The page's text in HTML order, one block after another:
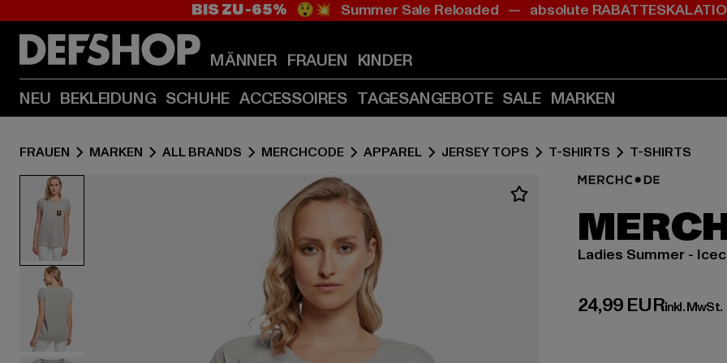
Zum
(Enter
drücken)
Zum
(Enter
drücken)
BIS ZU -65% 😲💥 Summer Sale Reloaded — absolute
MÄNNER FRAUEN KINDER
NEU BEKLEIDUNG SCHUHE ACCESSOIRES TAGESANGEBOTE SALE MARKEN
FRAUEN MARKEN ALL BRANDS MERCHCODE APPAREL JERSEY TOPS T-SHIRTS T-SHIRTS
Ladies Summer -
24,99 EUR
Derzeitiger Preis:
inkl. MwSt.